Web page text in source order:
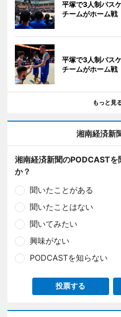
平塚で3人制バス
チームがホーム戦
平塚で3人制バス
チームがホーム戦
もっと見
湘南経済新
湘南経済新聞のPODCASTを
か？
聞いたことがある
聞いたことはない
聞いてみたい
興味がない
PODCASTを知らない
投票する